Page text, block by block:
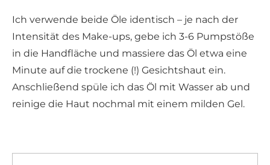
Ich verwende beide Öle identisch – je nach der
Intensität des Make-ups, gebe ich 3-6 Pumpstöße
in die Handfläche und massiere das Öl etwa eine
Minute auf die trockene (!) Gesichtshaut ein.
Anschließend spüle ich das Öl mit Wasser ab und
reinige die Haut nochmal mit einem milden Gel.